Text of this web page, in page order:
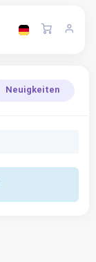
Neuigkeiten